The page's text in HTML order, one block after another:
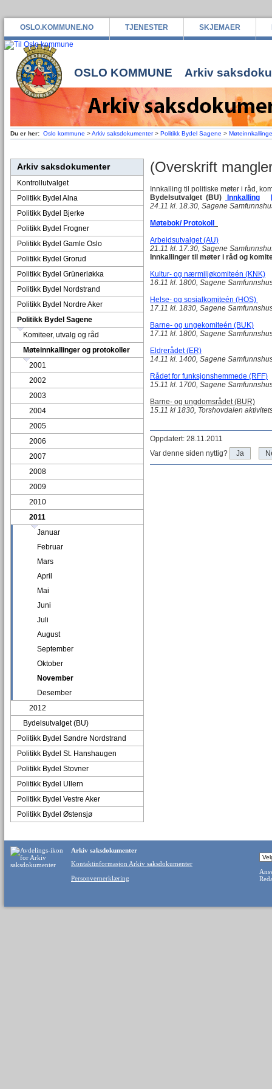
OSLO.KOMMUNE.NO TJENESTER SKJEMAER
OSLO KOMMUNE Arkiv
Du er her: Oslo kommune >Arkiv saksdokumenter> Politikk Bydel Sagene >
Arkiv saksdokumenter
Kontrollutvalget
Politikk Bydel Alna
Politikk Bydel Bjerke
Politikk Bydel Frogner
Politikk Bydel Gamle Oslo
Politikk Bydel Grorud
Politikk Bydel Grünerløkka
Politikk Bydel Nordstrand
Politikk Bydel Nordre Aker
Politikk Bydel Sagene
Komiteer, utvalg og råd
Møteinnkallinger og protokoller
2001
2002
2003
2004
2005
2006
2007
2008
2009
2010
2011
Januar
Februar
Mars
April
Mai
Juni
Juli
August
September
Oktober
November
Desember
2012
Bydelsutvalget (BU)
Politikk Bydel Søndre Nordstrand
Politikk Bydel St. Hanshaugen
Politikk Bydel Stovner
Politikk Bydel Ullern
Politikk Bydel Vestre Aker
Politikk Bydel Østensjø
(Overskrift
Innkalling til politiske møter i råd,
Bydelsutvalget (BU)
Innkalling
24.11 kl. 18.30, Sagene
Møtebok/ Protokoll
Arbeidsutvalget (AU)
21.11 kl. 17.30, Sagene
Innkallinger til møter i råd og
Kultur- og nærmiljøkomiteén (KNK)
16.11 kl. 1800, Sagene
Helse- og sosialkomiteén (HOS)
17.11 kl. 1830, Sagene
Barne- og ungekomiteén (BUK)
17.11 kl. 1800, Sagene
Eldrerådet (ER)
14.11 kl. 1400, Sagene
Rådet for funksjonshemmede (RFF)
15.11 kl. 1700, Sagene
Barne- og ungdomsrådet (BUR)
15.11 kl 1830, Torshovdalen
Oppdatert: 28.11.2011
Var denne siden nyttig?
Ja
Arkiv saksdokumenter
Kontaktinformasjon Arkiv saksdokumenter
Personvernerklæring